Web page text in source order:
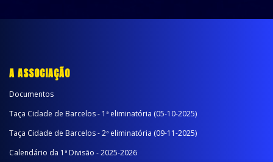
A ASSOCIAÇÃO
Documentos
Taça Cidade de Barcelos - 1ª eliminatória (05-10-2025)
Taça Cidade de Barcelos - 2ª eliminatória (09-11-2025)
Calendário da 1ª Divisão - 2025-2026